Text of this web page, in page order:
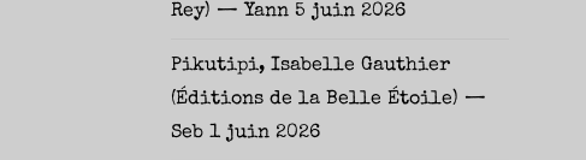
Rey) — Yann 5 juin 2026
Pikutipi, Isabelle Gauthier
(Éditions de la Belle Étoile) —
Seb 1 juin 2026